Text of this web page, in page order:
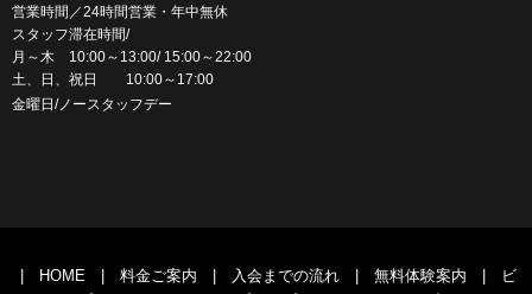
営業時間／24時間営業・年中無休
スタッフ滞在時間/
月～木 10:00～13:00/ 15:00～22:00
土、日、祝日 10:00～17:00
金曜日/ノースタッフデー
HOME 料金ご案内 入会までの流れ 無料体験案内
ビ